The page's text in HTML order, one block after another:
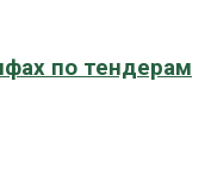
по тендерам